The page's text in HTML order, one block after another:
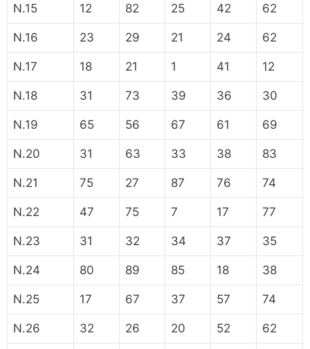
N.15 12 82 25 42 62
N.16 23 29 21 24 62
N.17 18 21 1 41 12
N.18 31 73 39 36 30
N.19 65 56 67 61 69
N.20 31 63 33 38 83
N.21 75 27 87 76 74
N.22 47 75 7 17 77
N.23 31 32 34 37 35
N.24 80 89 85 18 38
N.25 17 67 37 57 74
N.26 32 26 20 52 62